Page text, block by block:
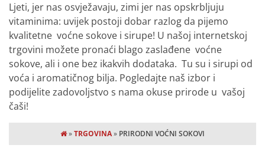
Ljeti, jer nas osvježavaju, zimi jer nas opskrbljuju
vitaminima: uvijek postoji dobar razlog da pijemo
kvalitetne voćne sokove i sirupe! U našoj internetskoj
trgovini možete pronaći blago zaslađene voćne
sokove, ali i one bez ikakvih dodataka. Tu su i sirupi od
voća i aromatičnog bilja. Pogledajte naš izbor i
podijelite zadovoljstvo s nama okuse prirode u vašoj
čaši!
»TRGOVINA» PRIRODNI VOĆNI SOKOVI